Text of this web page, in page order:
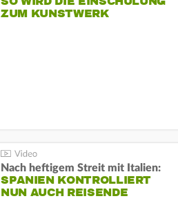
ZUM KUNSTWERK
Nach heftigem Streit mit Italien:
SPANIEN KONTROLLIERT
NUN AUCH REISENDE